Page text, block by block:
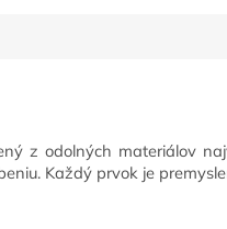
z odolných materiálov
Každý prvok je